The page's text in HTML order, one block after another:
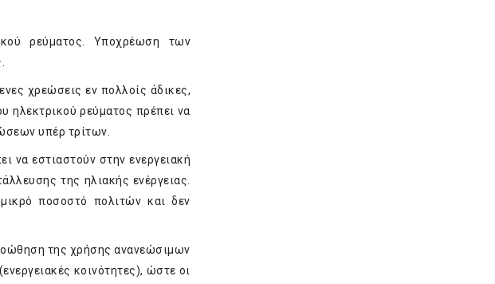
ρεύματος. Υποχρέωση των
χρεώσεις εν πολλοίς άδικες,
ηλεκτρικού ρεύματος πρέπει να
υπέρ τρίτων.
να εστιαστούν στην ενεργειακή
της ηλιακής ενέργειας.
ποσοστό πολιτών και δεν
της χρήσης ανανεώσιμων
κοινότητες), ώστε οι